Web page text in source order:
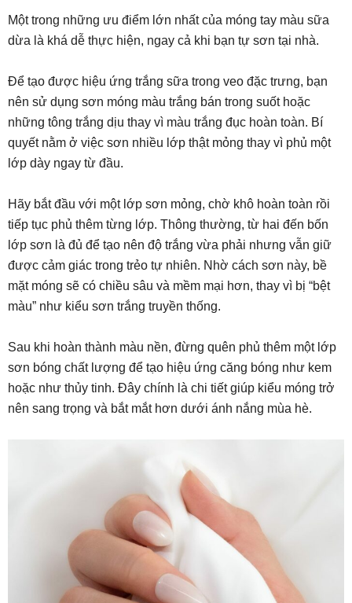
Một trong những ưu điểm lớn nhất của móng tay màu sữa
dừa là khá dễ thực hiện, ngay cả khi bạn tự sơn tại nhà.
Để tạo được hiệu ứng trắng sữa trong veo đặc trưng, bạn
nên sử dụng sơn móng màu trắng bán trong suốt hoặc
những tông trắng dịu thay vì màu trắng đục hoàn toàn. Bí
quyết nằm ở việc sơn nhiều lớp thật mỏng thay vì phủ một
lớp dày ngay từ đầu.
Hãy bắt đầu với một lớp sơn mỏng, chờ khô hoàn toàn rồi
tiếp tục phủ thêm từng lớp. Thông thường, từ hai đến bốn
lớp sơn là đủ để tạo nên độ trắng vừa phải nhưng vẫn giữ
được cảm giác trong trẻo tự nhiên. Nhờ cách sơn này, bề
mặt móng sẽ có chiều sâu và mềm mại hơn, thay vì bị “bệt
màu” như kiểu sơn trắng truyền thống.
Sau khi hoàn thành màu nền, đừng quên phủ thêm một lớp
sơn bóng chất lượng để tạo hiệu ứng căng bóng như kem
hoặc như thủy tinh. Đây chính là chi tiết giúp kiểu móng trở
nên sang trọng và bắt mắt hơn dưới ánh nắng mùa hè.